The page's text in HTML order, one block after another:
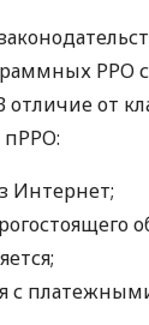
РРО
от
пРРО:
Интернет;
с